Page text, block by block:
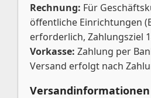
Rechnung: Für
öffentliche Einrichtungen
erforderlich, Zahlungsziel
Vorkasse: Zahlung per
Versand erfolgt nach
Versandinformationen